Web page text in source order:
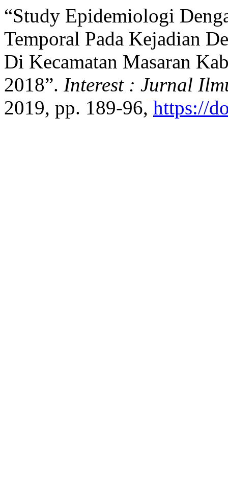
“Study Epidemiologi
Temporal Pada Kejadian
Di Kecamatan Masaran
2018”. Interest : Jurnal
2019, pp. 189-96, https://